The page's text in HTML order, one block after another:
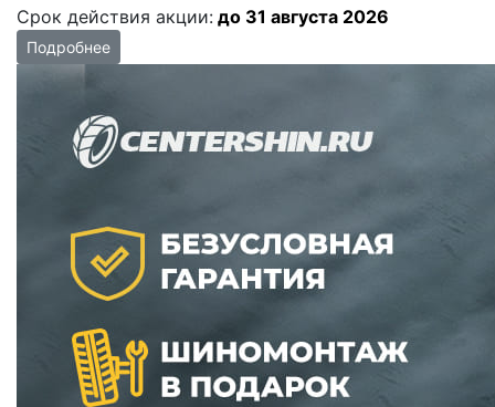
Срок действия акции: до 31 августа 2026
Подробнее